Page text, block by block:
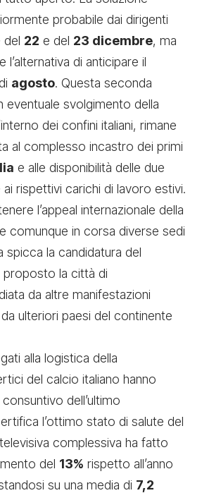
probabile dai dirigenti
del 22 e del 23 dicembre, ma
l’alternativa di anticipare il
agosto. Questa seconda
eventuale svolgimento della
dei confini italiani, rimane
al complesso incastro dei primi
e alle disponibilità delle due
rispettivi carichi di lavoro estivi.
l’appeal internazionale della
comunque in corsa diverse sedi
spicca la candidatura del
proposto la città di
da altre manifestazioni
ulteriori paesi del continente
alla logistica della
del calcio italiano hanno
dell’ultimo
l’ottimo stato di salute del
complessiva ha fatto
del 13% rispetto all’anno
su una media di 7,2